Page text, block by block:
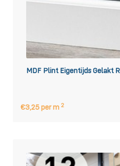
MDF Plint Eigentijds Gelakt
€3,25 per m 2